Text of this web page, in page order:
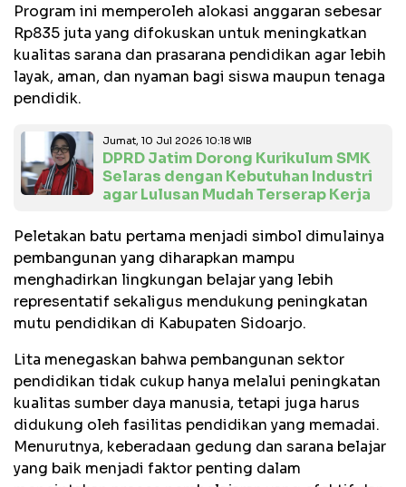
Program ini memperoleh alokasi anggaran sebesar
Rp835 juta yang difokuskan untuk meningkatkan
kualitas sarana dan prasarana pendidikan agar lebih
layak, aman, dan nyaman bagi siswa maupun tenaga
pendidik.
Jumat, 10 Jul 2026 10:18 WIB
DPRD Jatim Dorong Kurikulum SMK
Selaras dengan Kebutuhan Industri
agar Lulusan Mudah Terserap Kerja
Peletakan batu pertama menjadi simbol dimulainya
pembangunan yang diharapkan mampu
menghadirkan lingkungan belajar yang lebih
representatif sekaligus mendukung peningkatan
mutu pendidikan di Kabupaten Sidoarjo.
Lita menegaskan bahwa pembangunan sektor
pendidikan tidak cukup hanya melalui peningkatan
kualitas sumber daya manusia, tetapi juga harus
didukung oleh fasilitas pendidikan yang memadai.
Menurutnya, keberadaan gedung dan sarana belajar
yang baik menjadi faktor penting dalam